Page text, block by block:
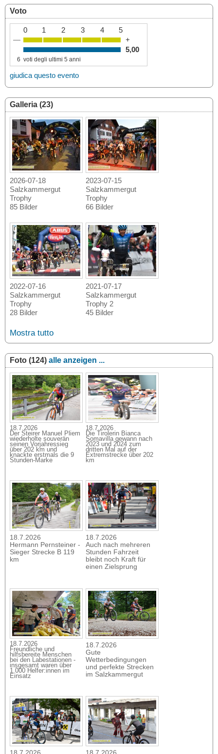
Voto
0 1 2 3 4
5
—
+
5,00
6 voti degli ultimi 5 anni
giudica questo evento
Galleria (23)
2026-07-18
Salzkammergut
Trophy
85 Bilder
2023-07-15
Salzkammergut
Trophy
66 Bilder
2022-07-16
Salzkammergut
Trophy
28 Bilder
2021-07-17
Salzkammergut
Trophy 2
45 Bilder
Mostra tutto
Foto (124) alle anzeigen ...
18.7.2026
Der Steirer Manuel Pliem
wiederholte souverän
seinen Vorjahressieg
über 202 km und
knackte erstmals die 9
Stunden-Marke
18.7.2026
Die Tirolerin Bianca
Somavilla gewann nach
2023 und 2024 zum
dritten Mal auf der
Extremstrecke über 202
km
18.7.2026
Hermann Pernsteiner -
Sieger Strecke B 119
km
18.7.2026
Auch nach mehreren
Stunden Fahrzeit
bleibt noch Kraft für
einen Zielsprung
18.7.2026
Freundliche und
hilfsbereite Menschen
bei den Labestationen -
insgesamt waren über
1.000 Helfer:innen im
Einsatz
18.7.2026
Gute
Wetterbedingungen
und perfekte Strecken
im Salzkammergut